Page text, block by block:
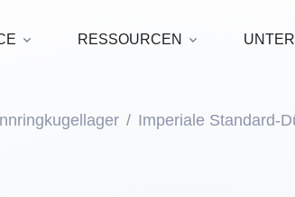
RESSOURCEN
Imperiale Standard-